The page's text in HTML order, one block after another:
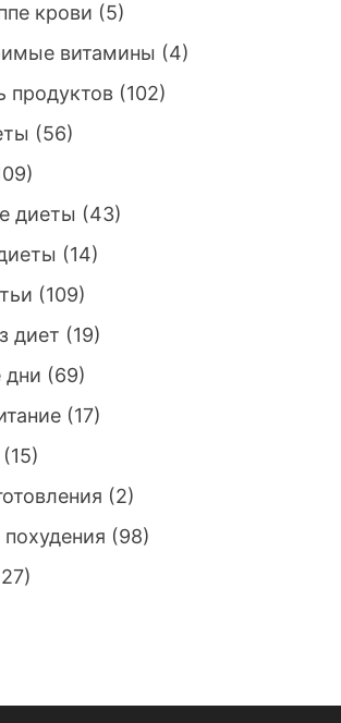
крови (5)
витамины (4)
продуктов(102)
(56)
диеты (43)
(14)
(109)
диет (19)
дни (69)
(17)
(15)
(2)
(98)